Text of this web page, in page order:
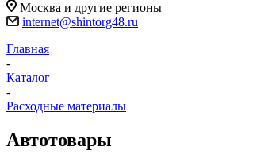
Москва и другие регионы
internet@shintorg48.ru
Главная
-
Каталог
-
Расходные материалы
Автотовары